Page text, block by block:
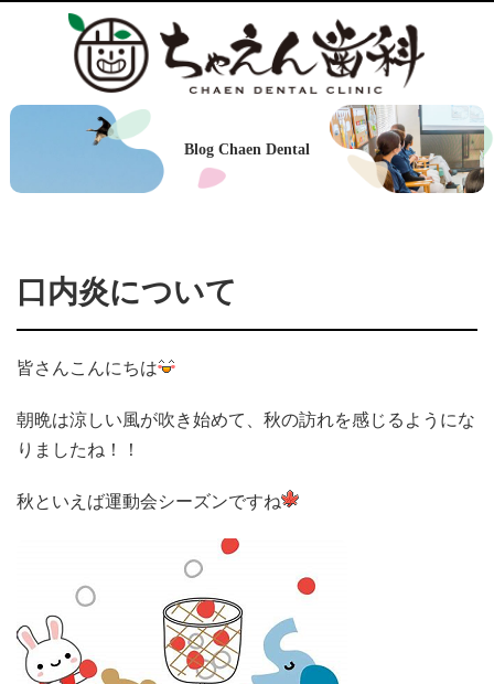
Blog Chaen Dental
口内炎について
皆さんこんにちは
朝晩は涼しい風が吹き始めて、秋の訪れを感じるようにな
りましたね！！
秋といえば運動会シーズンですね